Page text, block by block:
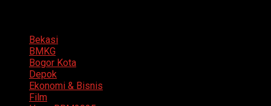
Bekasi
BMKG
Bogor Kota
Depok
Ekonomi & Bisnis
Film